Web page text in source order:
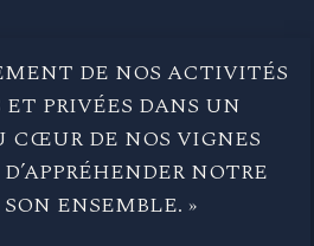
DE NOS ACTIVITÉS
PRIVÉES DANS UN
CŒUR DE NOS VIGNES
NOTRE
ENSEMBLE. »